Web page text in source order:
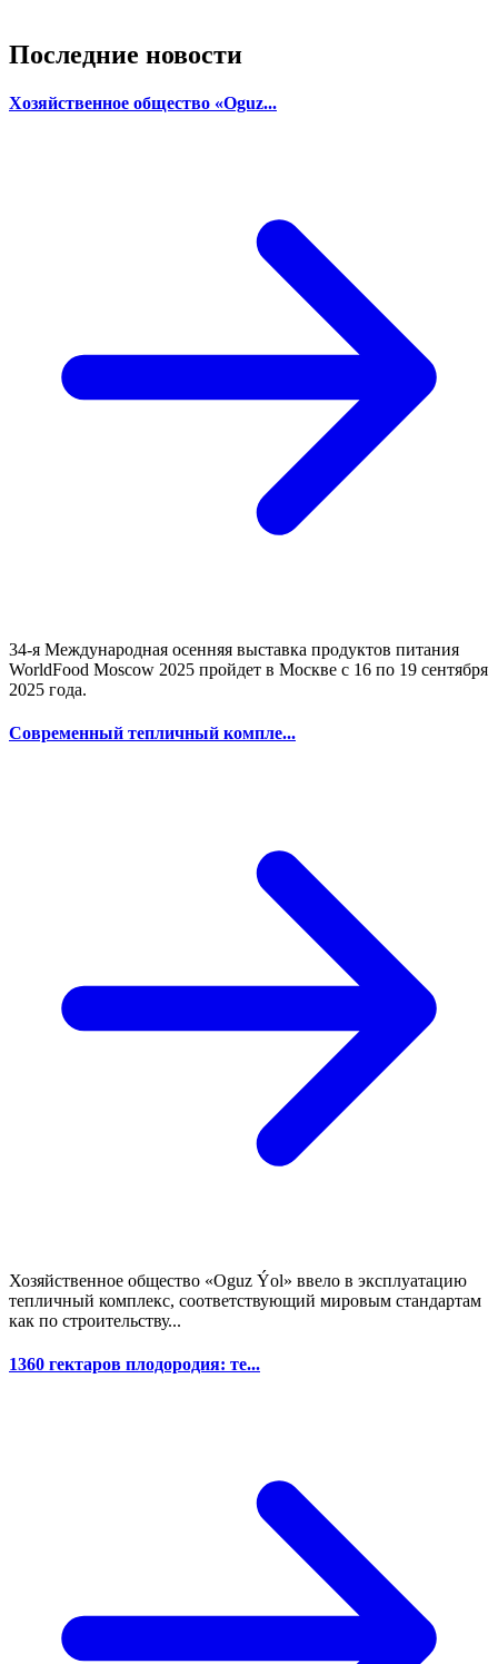
Последние новости
Хозяйственное общество «Oguz...
34-я Международная осенняя выставка продуктов питания
WorldFood Moscow 2025 пройдет в Москве с 16 по 19 сентября
2025 года.
Современный тепличный компле...
Хозяйственное общество «Oguz Ýol» ввело в эксплуатацию
тепличный комплекс, соответствующий мировым стандартам
как по строительству...
1360 гектаров плодородия: те...